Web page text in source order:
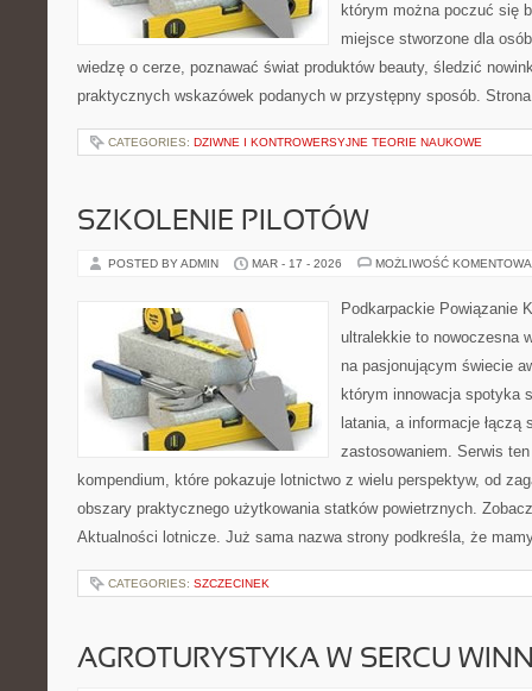
którym można poczuć się
miejsce stworzone dla
wiedzę o cerze, poznawać świat produktów beauty, śledzić
praktycznych wskazówek podanych w przystępny sposób.
CATEGORIES: DZIWNE I KONTROWERSYJNE TEORIE NAUKOWE
SZKOLENIE PILOTÓW
POSTED BY ADMIN MAR - 17 - 2026 MOŻLIWOŚĆ
Podkarpackie Powiązanie
ultralekkie to nowoczesna
na pasjonującym świecie
którym innowacja spotyka
latania, a informacje
zastosowaniem. Serwis
kompendium, które pokazuje lotnictwo z wielu perspektyw, od
obszary praktycznego użytkowania statków powietrznych.
Aktualności lotnicze. Już sama nazwa strony podkreśla, że
CATEGORIES: SZCZECINEK
AGROTURYSTYKA W SERCU